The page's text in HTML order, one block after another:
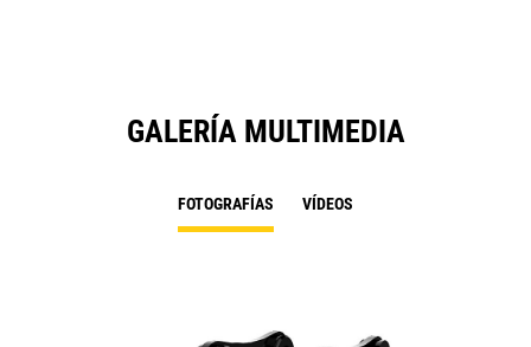
GALERÍA MULTIMEDIA
FOTOGRAFÍAS VÍDEOS